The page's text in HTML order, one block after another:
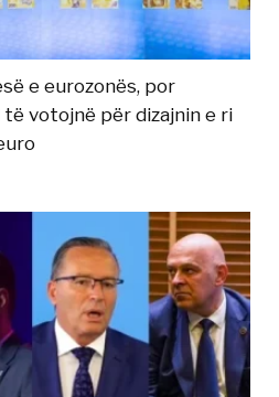
e eurozonës, por
votojnë për dizajnin e ri